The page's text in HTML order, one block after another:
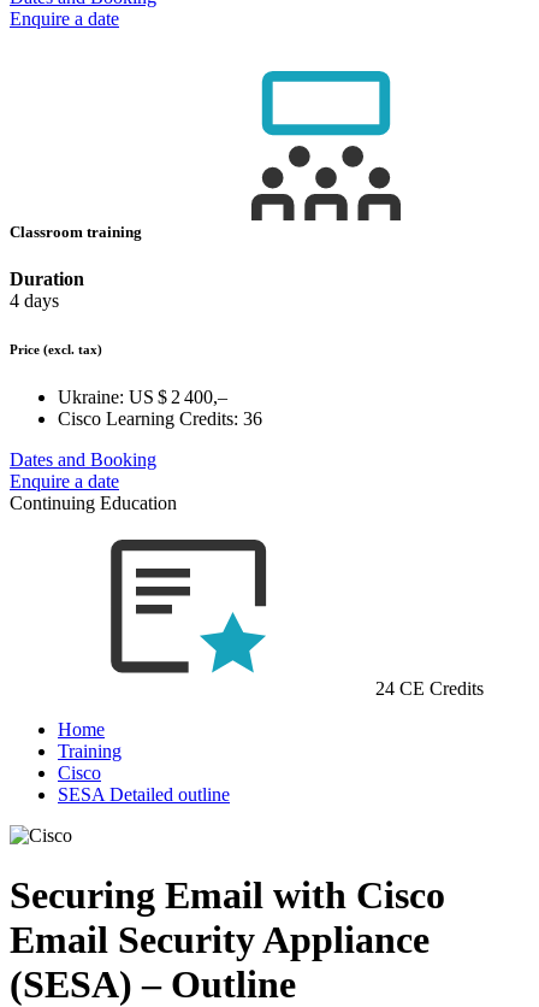
Enquire a date
Classroom training
Duration
4 days
Price (excl. tax)
Ukraine: US $ 2 400,–
Cisco Learning Credits: 36
Dates and Booking
Enquire a date
Continuing Education
24 CE Credits
Home
Training
Cisco
SESA Detailed outline
Securing Email with Cisco
Email Security Appliance
(SESA) – Outline